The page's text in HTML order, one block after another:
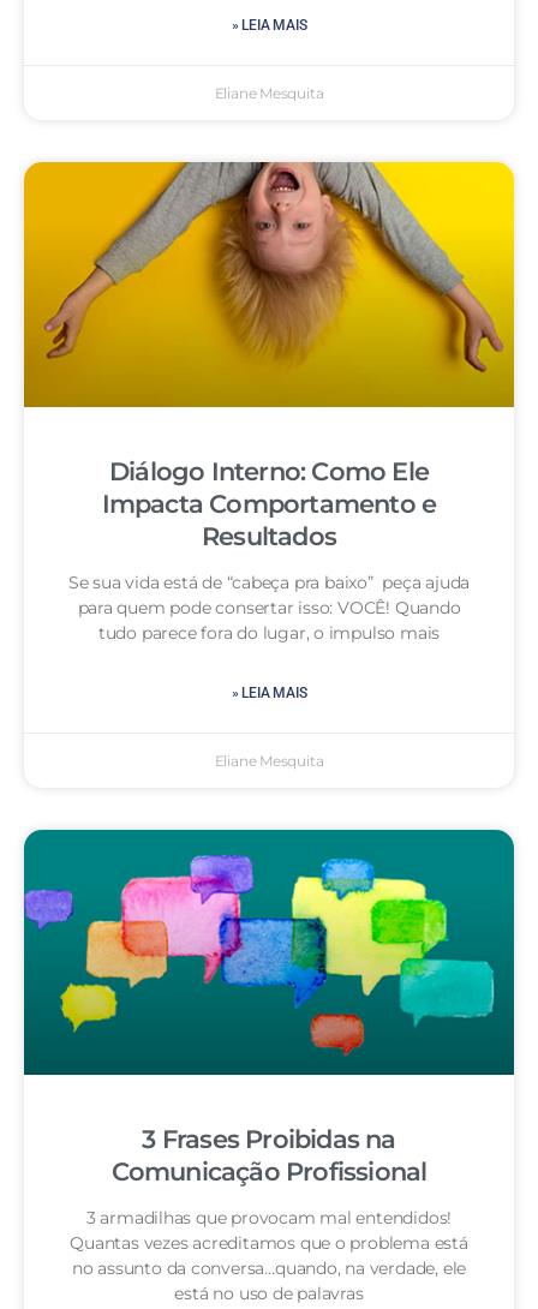
» LEIA MAIS
Eliane Mesquita
Diálogo Interno: Como Ele
Impacta Comportamento e
Resultados
Se sua vida está de “cabeça pra baixo” peça ajuda
para quem pode consertar isso: VOCÊ! Quando
tudo parece fora do lugar, o impulso mais
» LEIA MAIS
Eliane Mesquita
3 Frases Proibidas na
Comunicação Profissional
3 armadilhas que provocam mal entendidos!
Quantas vezes acreditamos que o problema está
no assunto da conversa…quando, na verdade, ele
está no uso de palavras